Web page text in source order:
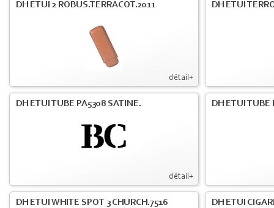
détail+
DH ETUI 2 ROBUS.TERRACOT.2011 DH ETUI
détail+
DH ETUI TUBE PA5308 SATINE. DH ETUI TUBE
DH ETUI WHITE SPOT 3 CHURCH.7516 DH ETUI